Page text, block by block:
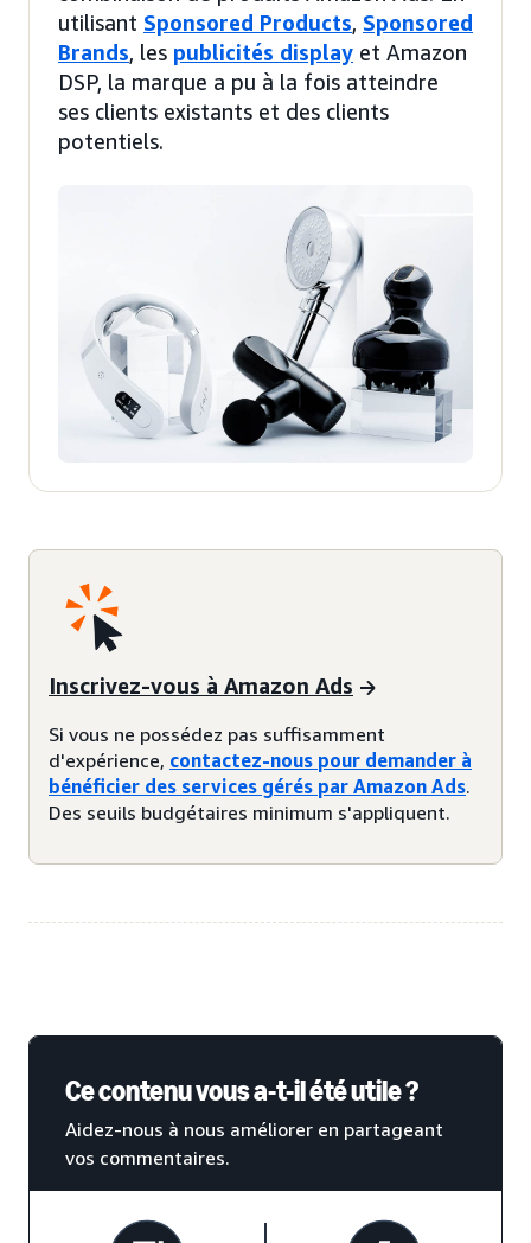
utilisant Sponsored Products, Sponsored
Brands, les publicités display et Amazon
DSP, la marque a pu à la fois atteindre
ses clients existants et des clients
potentiels.
Inscrivez-vous à Amazon Ads
Si vous ne possédez pas suffisamment
d'expérience, contactez-nous pour demander à
bénéficier des services gérés par Amazon Ads.
Des seuils budgétaires minimum s'appliquent.
Ce contenu vous a-t-il été utile ?
Aidez-nous à nous améliorer en partageant
vos commentaires.